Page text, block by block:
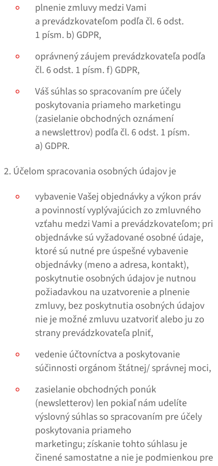
plnenie zmluvy medzi Vami
a prevádzkovateľom podľa čl. 6 odst.
1 písm. b) GDPR,
oprávnený záujem prevádzkovateľa podľa
čl. 6 odst. 1 písm. f) GDPR,
Váš súhlas so spracovaním pre účely
poskytovania priameho marketingu
(zasielanie obchodných oznámení
a newslettrov) podľa čl. 6 odst. 1 písm.
a) GDPR.
2. Účelom spracovania osobných údajov je
vybavenie Vašej objednávky a výkon práv
a povinností vyplývajúcich zo zmluvného
vzťahu medzi Vami a prevádzkovateľom; pri
objednávke sú vyžadované osobné údaje,
ktoré sú nutné pre úspešné vybavenie
objednávky (meno a adresa, kontakt),
poskytnutie osobných údajov je nutnou
požiadavkou na uzatvorenie a plnenie
zmluvy, bez poskytnutia osobných údajov
nie je možné zmluvu uzatvoriť alebo ju zo
strany prevádzkovateľa plniť,
vedenie účtovníctva a poskytovanie
súčinnosti orgánom štátnej/​​ správnej moci,
zasielanie obchodných ponúk
(newsletterov) len pokiaľ nám udelíte
výslovný súhlas so spracovaním pre účely
poskytovania priameho
marketingu; získanie tohto súhlasu je
činené samostatne a nie je podmienkou pre